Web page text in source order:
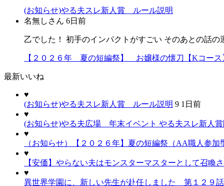
(お知らせ)やる夫スレ新人賞 ルール説明
名無しさん 6日前
乙でした！ 初手のインパクトがすごい そのあとの話
【２０２６年 夏の短編祭】 お嬢様の懐刀【Kコース
最新いいね
♥
(お知らせ)やる夫スレ新人賞 ルール説明 9 1日前
♥
(お知らせ)やる夫広場 年末イベント やる夫スレ新人
♥
（お知らせ）【２０２６年】夏の短編祭（AA職人参加
♥
【安価】やらない夫はモンスターマスターとして召
♥
異世界学園に、新しい先生が赴任しました 第１２９